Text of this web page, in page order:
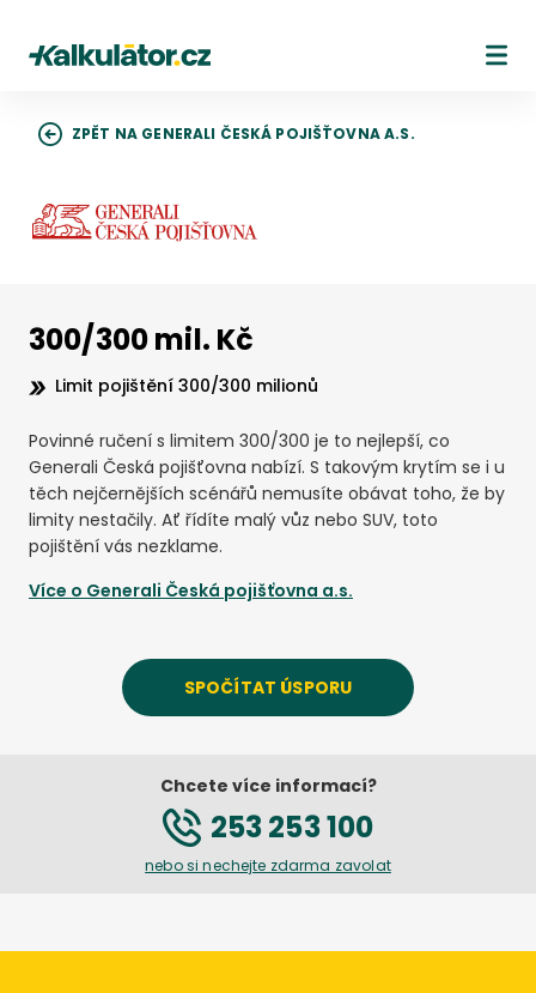
Kalkulátor.cz
ZPĚT NA GENERALI ČESKÁ POJIŠŤOVNA A.S.
300/300 mil. Kč
Limit pojištění 300/300 milionů
Povinné ručení s limitem 300/300 je to nejlepší, co
Generali Česká pojišťovna nabízí. S takovým krytím se i u
těch nejčernějších scénářů nemusíte obávat toho, že by
limity nestačily. Ať řídíte malý vůz nebo SUV, toto
pojištění vás nezklame.
Více o Generali Česká pojišťovna a.s.
SPOČÍTAT ÚSPORU
Chcete více informací?
253 253 100
nebo si nechejte zdarma zavolat